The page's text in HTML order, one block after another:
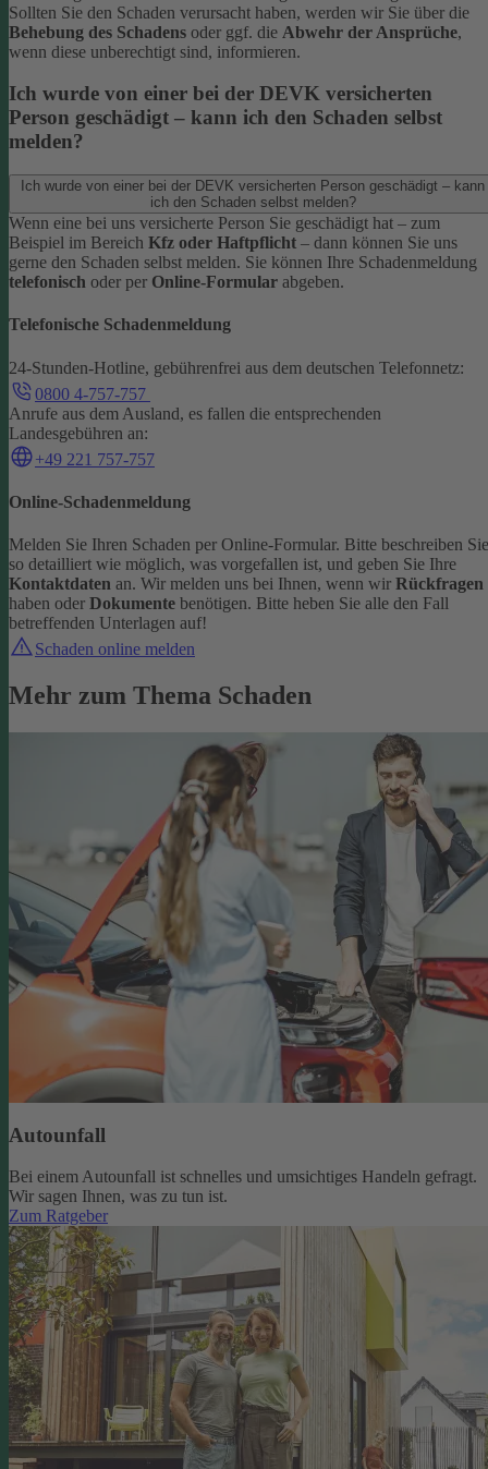
Sollten Sie den Schaden verursacht haben, werden wir Sie über die
Behebung des Schadens oder ggf. die Abwehr der Ansprüche,
wenn diese unberechtigt sind, informieren.
Ich wurde von einer bei der DEVK versicherten
Person geschädigt – kann ich den Schaden selbst
melden?
Ich wurde von einer bei der DEVK versicherten Person geschädigt – kann
ich den Schaden selbst melden?
Wenn eine bei uns versicherte Person Sie geschädigt hat – zum
Beispiel im Bereich Kfz oder Haftpflicht – dann können Sie uns
gerne den Schaden selbst melden. Sie können Ihre Schadenmeldung
telefonisch oder per Online-Formular abgeben.
Telefonische Schadenmeldung
24-Stunden-Hotline, gebührenfrei aus dem deutschen Telefonnetz:
0800 4-757-757
Anrufe aus dem Ausland, es fallen die entsprechenden
Landesgebühren an:
+49 221 757-757
Online-Schadenmeldung
Melden Sie Ihren Schaden per Online-Formular. Bitte beschreiben Sie
so detailliert wie möglich, was vorgefallen ist, und geben Sie Ihre
Kontaktdaten an. Wir melden uns bei Ihnen, wenn wir Rückfragen
haben oder Dokumente benötigen. Bitte heben Sie alle den Fall
betreffenden Unterlagen auf!
Schaden online melden
Mehr zum Thema Schaden
Autounfall
Bei einem Autounfall ist schnelles und umsichtiges Handeln gefragt.
Wir sagen Ihnen, was zu tun ist.
Zum Ratgeber